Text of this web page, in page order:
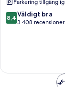
Parkering tillgänglig
8.4
av
8,4 Väldigt bra
3 408 recensioner